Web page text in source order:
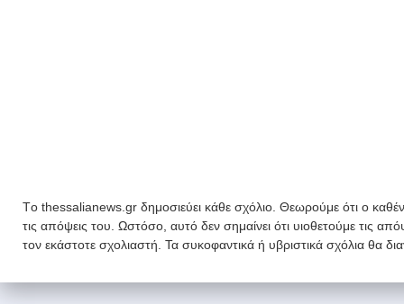
Tο thessalianews.gr δημοσιεύει κάθε σχόλιο. Θεωρούμε ότι ο
τις απόψεις του. Ωστόσο, αυτό δεν σημαίνει ότι υιοθετούμε τις
τον εκάστοτε σχολιαστή. Τα συκοφαντικά ή υβριστικά σχόλια θα